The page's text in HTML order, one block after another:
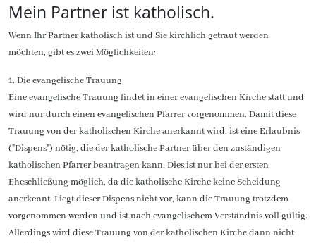
Mein Partner ist katholisch.
Wenn Ihr Partner katholisch ist und Sie kirchlich getraut werden
möchten, gibt es zwei Möglichkeiten:
1. Die evangelische Trauung
Eine evangelische Trauung findet in einer evangelischen Kirche statt und
wird nur durch einen evangelischen Pfarrer vorgenommen. Damit diese
Trauung von der katholischen Kirche anerkannt wird, ist eine Erlaubnis
("Dispens") nötig, die der katholische Partner über den zuständigen
katholischen Pfarrer beantragen kann. Dies ist nur bei der ersten
Eheschließung möglich, da die katholische Kirche keine Scheidung
anerkennt. Liegt dieser Dispens nicht vor, kann die Trauung trotzdem
vorgenommen werden und ist nach evangelischem Verständnis voll gültig.
Allerdings wird diese Trauung von der katholischen Kirche dann nicht